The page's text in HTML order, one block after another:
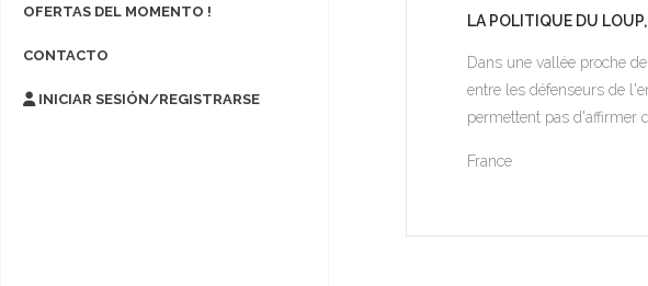
OFERTAS DEL MOMENTO !
CONTACTO
INICIAR SESIÓN/REGISTRARSE
LA POLITIQUE DU
Dans une vallée proche
entre les défenseurs de
permettent pas d'affirmer
France